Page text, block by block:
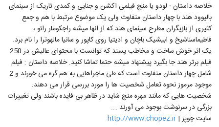
خلاصه داستان : لودو یا منچ فیلمی اکشن و جنایی و کمدی تاریک از سینمای
بالیوود هند با چهار داستان متفاوت ولی یک موضوع مرتبط با هم و جمع
کثیری از بازیگران مطرح سینمای هند که از انها میشه راجکومار رائو ،
فاطیماسناشیخ و ابیشیک باچان و ادیتیا روی کاپور و سانیا مالهوترا را نام برد.
یک اثر خوش ساخت و مخاطب پسند که توانست با محتوای عالیش در 250
فیلم برتر هند جا بگیرد پیشنهاد میشه حتما تماشا کنید. خلاصه داستان : فیلم
شامل چهار داستان متفاوت است که طی ماجراهایی به هم گره می خورند و 2
موجود مرموز نحوه تعامل شخصیت ها را مورد بررسی قرار می دهند.
شخصیت هایی که مانند مهره منچ شاید در ظاهر بی فایده باشند ولی تغییرات
بزرگی در سرنوشت بوجود می آورند ….
سایت چوپز | http://www.chopez.ir